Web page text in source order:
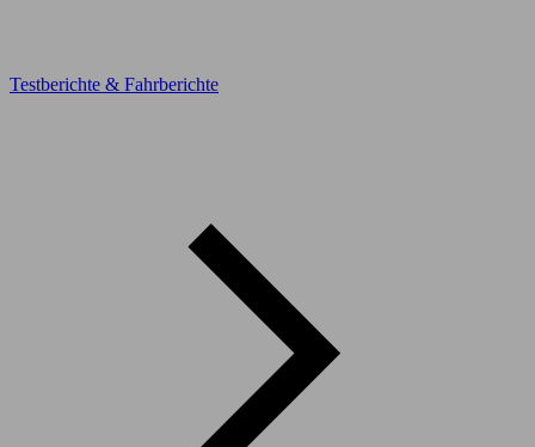
Testberichte & Fahrberichte